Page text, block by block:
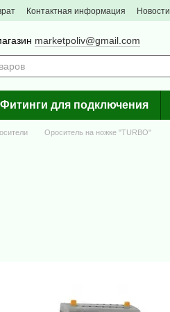
Контактная информация Новости
marketpoliv@gmail.com
Фитинги для подключения
Ороситель на ножке "TURBO"